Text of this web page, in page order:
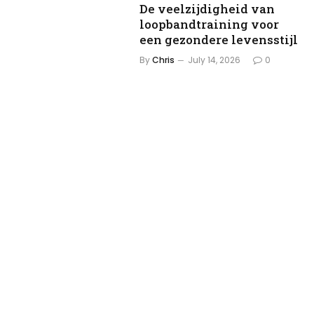
De veelzijdigheid van
loopbandtraining voor
een gezondere levensstijl
ByChris July 14, 2026 0